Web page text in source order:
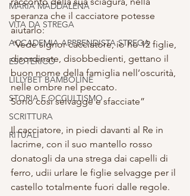
MARIA MADDALENA
VITA DA STREGA
ACCADEMIA APPRENDISTA STREGA
ESOTERICO
LILLYBET BAMBOLINE
STORIA E OCCULTISMO
SCRITTURA
RITUALI
speranza che il cacciatore potesse
aiutarlo:
“Vede signor cacciatore, io ho 12 figlie,
disordinate, disobbedienti, gettano il
buon nome della famiglia nell’oscurità,
nelle ombre nel peccato.
Sono così selvagge e sfacciate”
Il cacciatore, in piedi davanti al Re in
lacrime, con il suo mantello rosso
donatogli da una strega dai capelli di
ferro, udii urlare le figlie selvagge per il
castello totalmente fuori dalle regole.